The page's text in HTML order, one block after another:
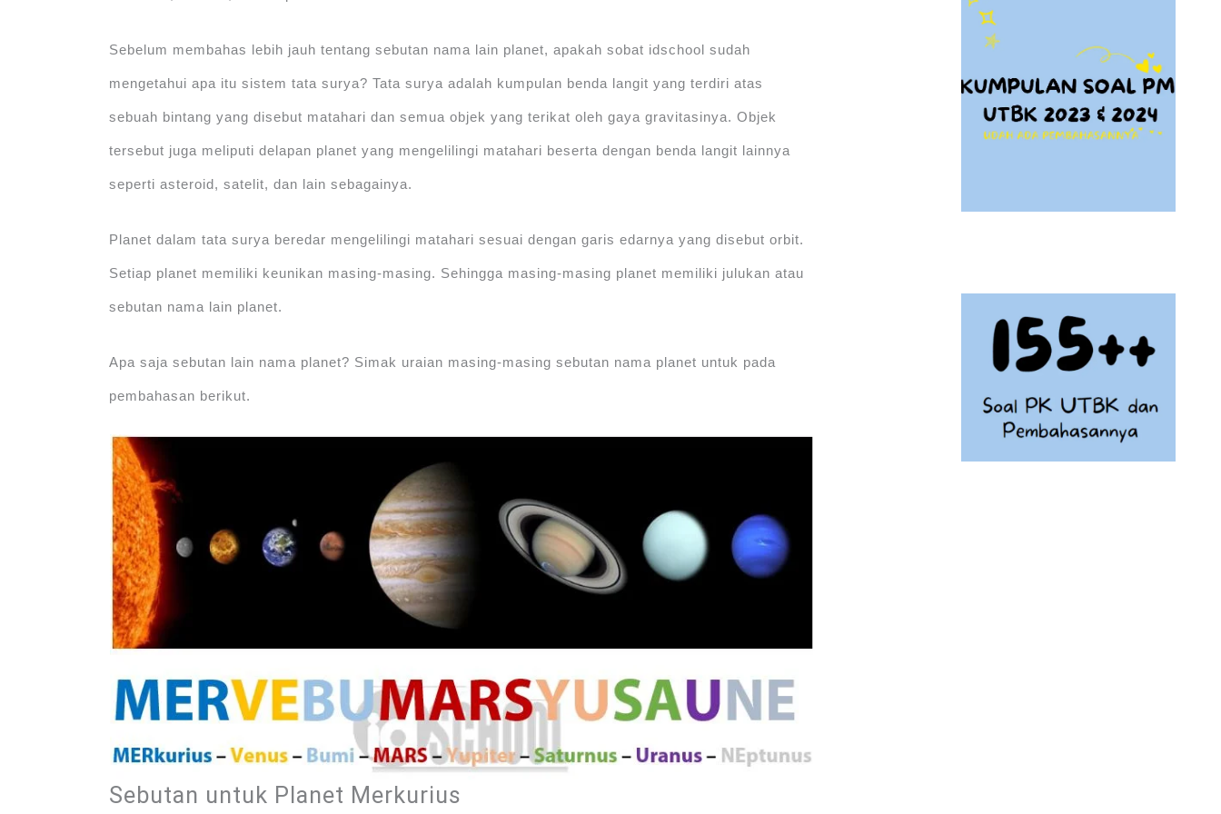
Sebelum membahas lebih jauh tentang sebutan nama lain planet, apakah sobat idschool sudah
mengetahui apa itu sistem tata surya? Tata surya adalah kumpulan benda langit yang terdiri atas
sebuah bintang yang disebut matahari dan semua objek yang terikat oleh gaya gravitasinya. Objek
tersebut juga meliputi delapan planet yang mengelilingi matahari beserta dengan benda langit lainnya
seperti asteroid, satelit, dan lain sebagainya.
Planet dalam tata surya beredar mengelilingi matahari sesuai dengan garis edarnya yang disebut orbit.
Setiap planet memiliki keunikan masing-masing. Sehingga masing-masing planet memiliki julukan atau
sebutan nama lain planet.
Apa saja sebutan lain nama planet? Simak uraian masing-masing sebutan nama planet untuk pada
pembahasan berikut.
Sebutan untuk Planet Merkurius